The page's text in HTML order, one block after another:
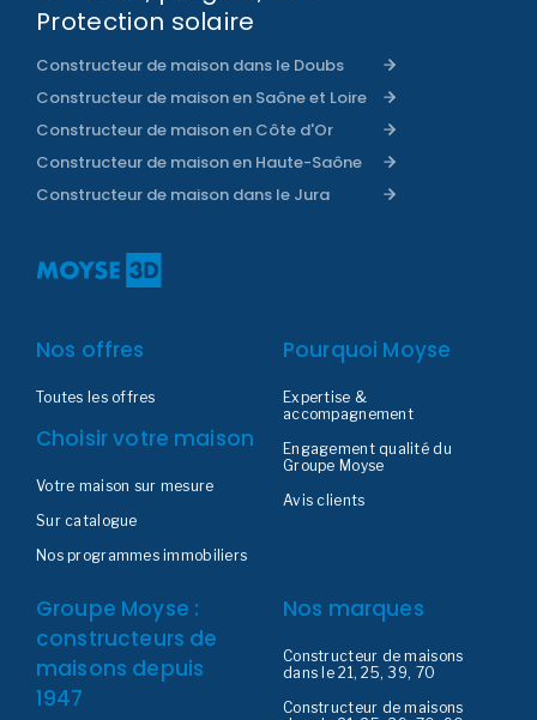
Protection solaire
Constructeur de maison dans le Doubs
Constructeur de maison en Saône et Loire
Constructeur de maison en Côte d'Or
Constructeur de maison en Haute-Saône
Constructeur de maison dans le Jura
Nos offres
Toutes les offres
Choisir votre maison
Votre maison sur mesure
Sur catalogue
Nos programmes immobiliers
Pourquoi Moyse
Expertise &
accompagnement
Engagement qualité du
Groupe Moyse
Avis clients
Groupe Moyse :
constructeurs de
maisons depuis
1947
Nos marques
Constructeur de maisons
dans le 21, 25, 39, 70
Constructeur de maisons